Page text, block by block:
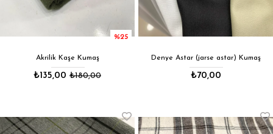
Akrilik Kaşe Kumaş
₺135,00 ₺180,00
%25
Denye Astar (jarse astar) Kumaş
₺70,00